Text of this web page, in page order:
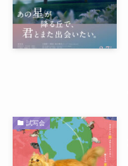
試写会